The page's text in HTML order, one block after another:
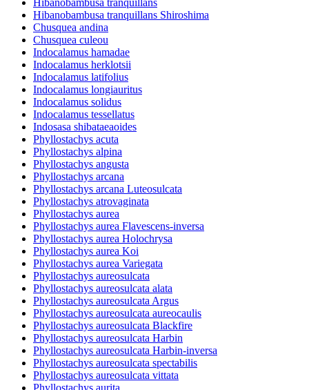
Hibanobambusa tranquillans
Hibanobambusa tranquillans Shiroshima
Chusquea andina
Chusquea culeou
Indocalamus hamadae
Indocalamus herklotsii
Indocalamus latifolius
Indocalamus longiauritus
Indocalamus solidus
Indocalamus tessellatus
Indosasa shibataeaoides
Phyllostachys acuta
Phyllostachys alpina
Phyllostachys angusta
Phyllostachys arcana
Phyllostachys arcana Luteosulcata
Phyllostachys atrovaginata
Phyllostachys aurea
Phyllostachys aurea Flavescens-inversa
Phyllostachys aurea Holochrysa
Phyllostachys aurea Koi
Phyllostachys aurea Variegata
Phyllostachys aureosulcata
Phyllostachys aureosulcata alata
Phyllostachys aureosulcata Argus
Phyllostachys aureosulcata aureocaulis
Phyllostachys aureosulcata Blackfire
Phyllostachys aureosulcata Harbin
Phyllostachys aureosulcata Harbin-inversa
Phyllostachys aureosulcata spectabilis
Phyllostachys aureosulcata vittata